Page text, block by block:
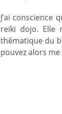
J’ai
reiki dojo. Elle
thématique du
pouvez alors